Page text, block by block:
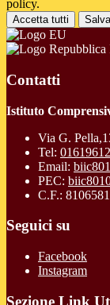
policy.
Accetta tutti
Contatti
Istituto
Via G.
Tel:
Email:
PEC:
C.F.:
Seguici su
Facebook
Instagram
Sezione Link